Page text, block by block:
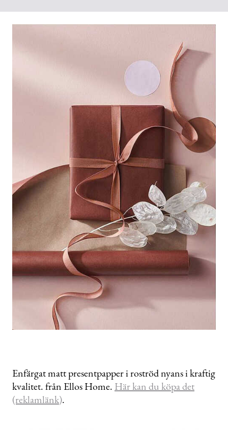
Enfärgat matt presentpapper i roströd nyans i kraftig
kvalitet. från Ellos Home. Här kan du köpa det
(reklamlänk).